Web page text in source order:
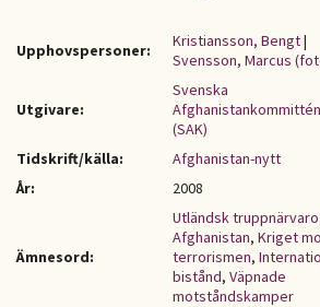
Upphovspersoner: Kristiansson, Bengt|
Svensson, Marcus
Utgivare:
Svenska
Afghanistankommittén
(SAK)
Tidskrift/källa:
Afghanistan-nytt
År:
2008
Ämnesord:
Utländsk truppnärvaro
Afghanistan, Kriget
terrorismen,
bistånd, Väpnade
motståndskamper